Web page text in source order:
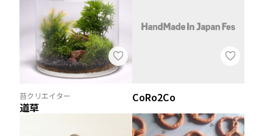
苔クリエイター
道草
CoRo2Co